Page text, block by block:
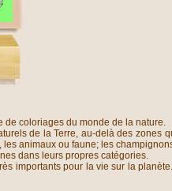
de coloriages du monde de la nature.
de la Terre, au-delà des
animaux ou faune; les
dans leurs propres catégories.
importants pour la vie sur la